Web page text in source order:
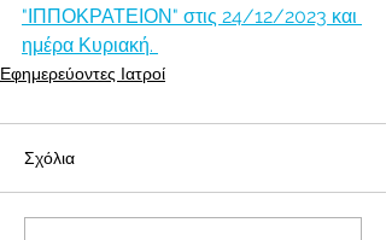
"ΙΠΠΟΚΡΑΤΕΙΟΝ" στις 24/12/2023 και
ημέρα Κυριακή.
Εφημερεύοντες Ιατροί
Σχόλια